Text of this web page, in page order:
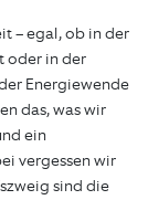
– egal, ob in der
oder in der
Energiewende
das, was wir
ein
vergessen wir
sind die